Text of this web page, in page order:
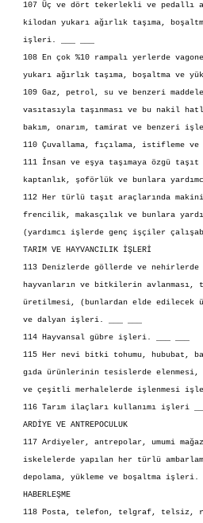
107 Üç ve dört tekerlekli ve pedallı
kilodan yukarı ağırlık taşıma,
işleri. ___ ___
108 En çok %10 rampalı yerlerde
yukarı ağırlık taşıma, boşaltma ve
109 Gaz, petrol, su ve benzeri
vasıtasıyla taşınması ve bu nakil
bakım, onarım, tamirat ve benzeri
110 Çuvallama, fıçılama, istifleme ve
111 İnsan ve eşya taşımaya özgü
kaptanlık, şoförlük ve bunlara
112 Her türlü taşıt araçlarında
frencilik, makasçılık ve bunlara
(yardımcı işlerde genç işçiler
TARIM VE HAYVANCILIK İŞLERİ
113 Denizlerde göllerde ve nehirlerde
hayvanların ve bitkilerin avlanması,
üretilmesi, (bunlardan elde edilecek
ve dalyan işleri. ___ ___
114 Hayvansal gübre işleri. ___ ___
115 Her nevi bitki tohumu, hububat,
gıda ürünlerinin tesislerde elenmesi,
ve çeşitli merhalelerde işlenmesi
116 Tarım ilaçları kullanımı işleri
ARDİYE VE ANTREPOCULUK
117 Ardiyeler, antrepolar, umumi
iskelelerde yapılan her türlü
depolama, yükleme ve boşaltma işleri.
HABERLEŞME
118 Posta, telefon, telgraf, telsiz,